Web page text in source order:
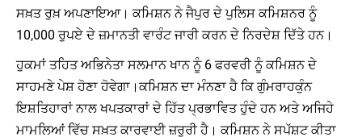
ਸਖ਼ਤ ਰੁਖ਼ ਅਪਣਾਇਆ। ਕਮਿਸ਼ਨ ਨੇ ਜੈਪੁਰ ਦੇ ਪੁਲਿਸ ਕਮਿਸ਼ਨਰ ਨੂੰ
10,000 ਰੁਪਏ ਦੇ ਜ਼ਮਾਨਤੀ ਵਾਰੰਟ ਜਾਰੀ ਕਰਨ ਦੇ ਨਿਰਦੇਸ਼ ਦਿੱਤੇ ਹਨ।
ਹੁਕਮਾਂ ਤਹਿਤ ਅਭਿਨੇਤਾ ਸਲਮਾਨ ਖਾਨ ਨੂੰ 6 ਫਰਵਰੀ ਨੂੰ ਕਮਿਸ਼ਨ ਦੇ
ਸਾਹਮਣੇ ਪੇਸ਼ ਹੋਣਾ ਹੋਵੇਗਾ।ਕਮਿਸ਼ਨ ਦਾ ਮੰਨਣਾ ਹੈ ਕਿ ਗੁੰਮਰਾਹਕੁੰਨ
ਇਸ਼ਤਿਹਾਰਾਂ ਨਾਲ ਖਪਤਕਾਰਾਂ ਦੇ ਹਿੱਤ ਪ੍ਰਭਾਵਿਤ ਹੁੰਦੇ ਹਨ ਅਤੇ ਅਜਿਹੇ
ਮਾਮਲਿਆਂ ਵਿੱਚ ਸਖ਼ਤ ਕਾਰਵਾਈ ਜ਼ਰੂਰੀ ਹੈ। ਕਮਿਸ਼ਨ ਨੇ ਸਪੱਸ਼ਟ ਕੀਤਾ